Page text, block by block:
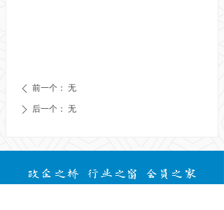
ꄴ 前一个： 无
ꄲ 后一个： 无